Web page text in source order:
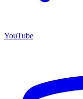
YouTube